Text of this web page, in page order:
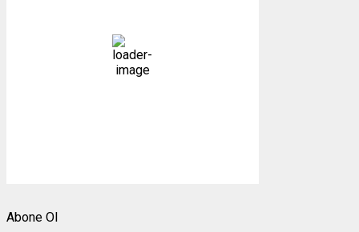
76 %
1011 mb
Abone Ol